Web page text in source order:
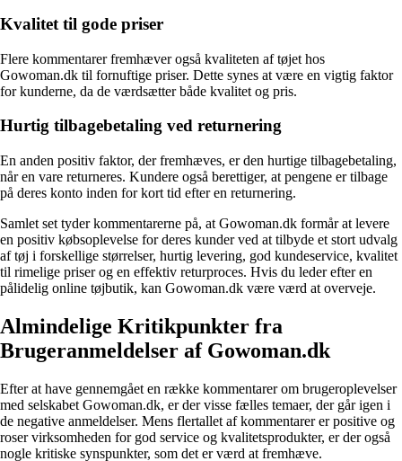
Kvalitet til gode priser
Flere kommentarer fremhæver også kvaliteten af tøjet hos
Gowoman.dk til fornuftige priser. Dette synes at være en vigtig faktor
for kunderne, da de værdsætter både kvalitet og pris.
Hurtig tilbagebetaling ved returnering
En anden positiv faktor, der fremhæves, er den hurtige tilbagebetaling,
når en vare returneres. Kundere også berettiger, at pengene er tilbage
på deres konto inden for kort tid efter en returnering.
Samlet set tyder kommentarerne på, at Gowoman.dk formår at levere
en positiv købsoplevelse for deres kunder ved at tilbyde et stort udvalg
af tøj i forskellige størrelser, hurtig levering, god kundeservice, kvalitet
til rimelige priser og en effektiv returproces. Hvis du leder efter en
pålidelig online tøjbutik, kan Gowoman.dk være værd at overveje.
Almindelige Kritikpunkter fra
Brugeranmeldelser af Gowoman.dk
Efter at have gennemgået en række kommentarer om brugeroplevelser
med selskabet Gowoman.dk, er der visse fælles temaer, der går igen i
de negative anmeldelser. Mens flertallet af kommentarer er positive og
roser virksomheden for god service og kvalitetsprodukter, er der også
nogle kritiske synspunkter, som det er værd at fremhæve.